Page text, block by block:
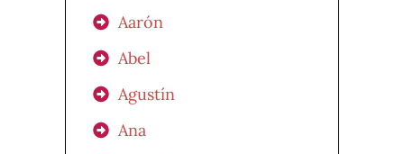
Aarón
Abel
Agustín
Ana